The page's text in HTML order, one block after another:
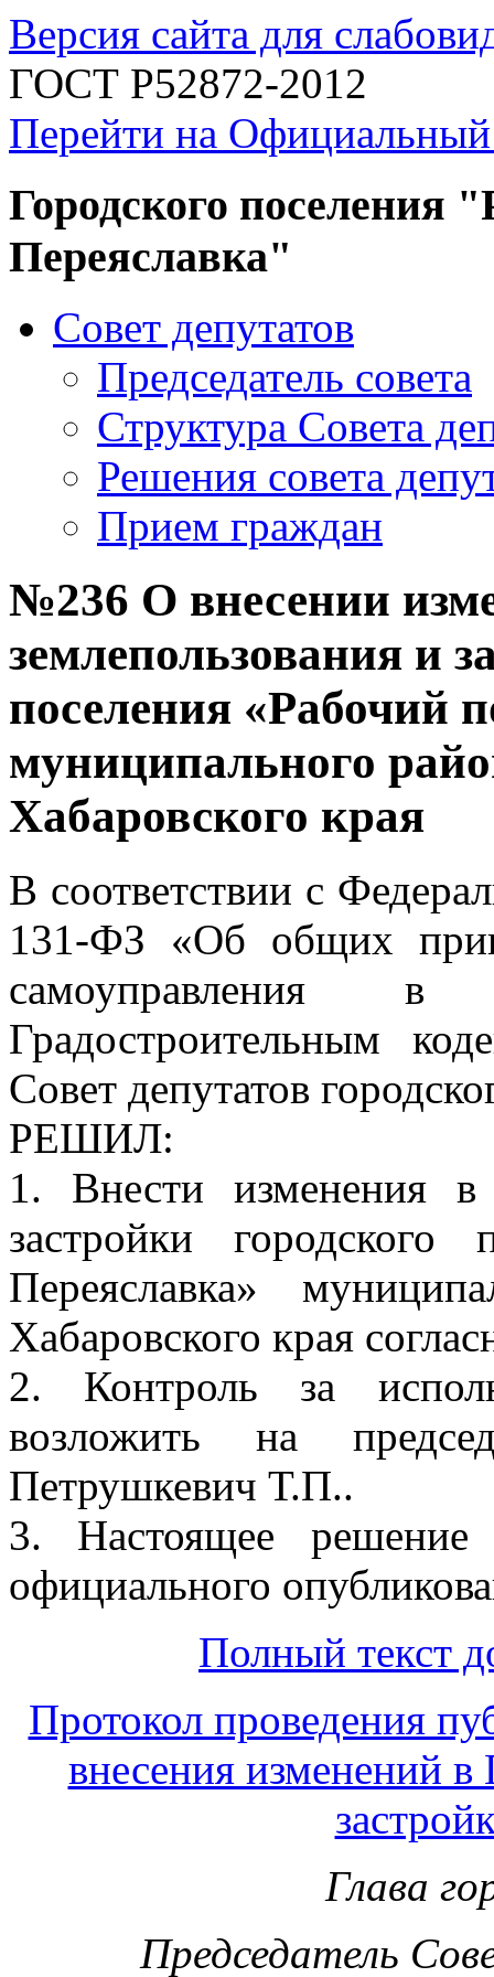
Версия сайта для
ГОСТ Р52872-2012
Перейти на
Городского поселения
Переяславка"
Совет депутатов
Председатель совета
Структура Совета
Решения совета
Прием граждан
№236 О внесении
землепользования и
поселения «Рабочий
муниципального
Хабаровского края
В соответствии с
131-ФЗ «Об общих
самоуправления в
Градостроительным
Совет депутатов
РЕШИЛ:
1. Внести изменения в
застройки городского
Переяславка»
Хабаровского края
2. Контроль за
возложить на
Петрушкевич Т.П..
3. Настоящее
официального
Полный текст
Протокол проведения
внесения изменений в
Глава
Председатель